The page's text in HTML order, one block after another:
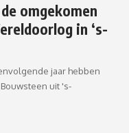
omgekomen
in ‘s-
jaar hebben
uit 's-